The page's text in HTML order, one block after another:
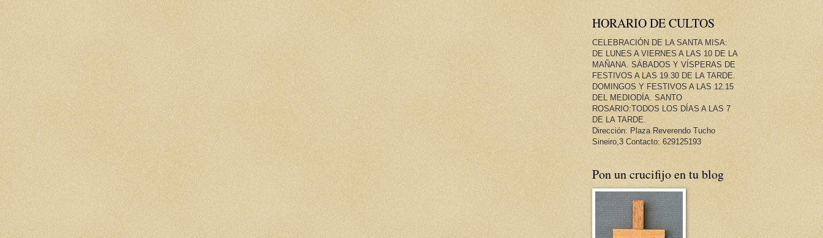
HORARIO DE CULTOS
CELEBRACIÓN DE LA SANTA MISA:
DE LUNES A VIERNES A LAS 10 DE LA
MAÑANA. SÁBADOS Y VÍSPERAS DE
FESTIVOS A LAS 19.30 DE LA TARDE.
DOMINGOS Y FESTIVOS A LAS 12.15
DEL MEDIODÍA. SANTO
ROSARIO:TODOS LOS DÍAS A LAS 7
DE LA TARDE.
Dirección: Plaza Reverendo Tucho
Sineiro,3 Contacto: 629125193
Pon un crucifijo en tu blog